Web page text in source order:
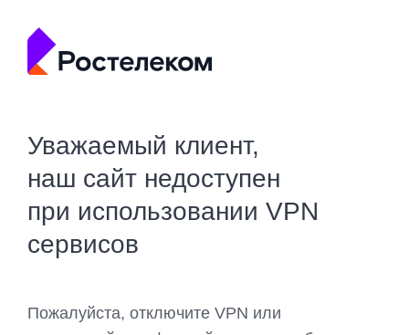
Уважаемый клиент,
наш сайт недоступен
при использовании VPN
сервисов
Пожалуйста, отключите VPN или